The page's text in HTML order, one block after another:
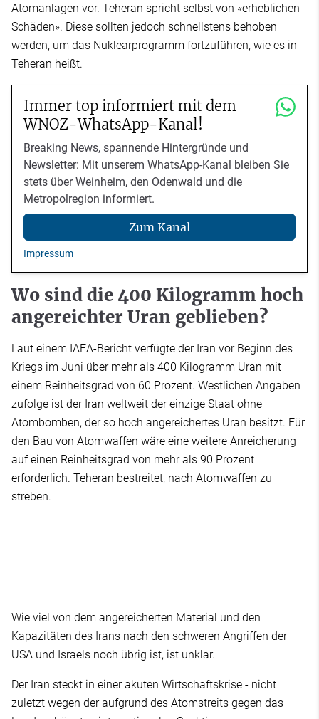
Atomanlagen vor. Teheran spricht selbst von «erheblichen
Schäden». Diese sollten jedoch schnellstens behoben
werden, um das Nuklearprogramm fortzuführen, wie es in
Teheran heißt.
Immer top informiert mit dem
WNOZ-WhatsApp-Kanal!
Breaking News, spannende Hintergründe und
Newsletter: Mit unserem WhatsApp-Kanal bleiben Sie
stets über Weinheim, den Odenwald und die
Metropolregion informiert.
Zum Kanal
Impressum
Wo sind die 400 Kilogramm hoch
angereichter Uran geblieben?
Laut einem IAEA-Bericht verfügte der Iran vor Beginn des
Kriegs im Juni über mehr als 400 Kilogramm Uran mit
einem Reinheitsgrad von 60 Prozent. Westlichen Angaben
zufolge ist der Iran weltweit der einzige Staat ohne
Atombomben, der so hoch angereichertes Uran besitzt. Für
den Bau von Atomwaffen wäre eine weitere Anreicherung
auf einen Reinheitsgrad von mehr als 90 Prozent
erforderlich. Teheran bestreitet, nach Atomwaffen zu
streben.
Wie viel von dem angereicherten Material und den
Kapazitäten des Irans nach den schweren Angriffen der
USA und Israels noch übrig ist, ist unklar.
Der Iran steckt in einer akuten Wirtschaftskrise - nicht
zuletzt wegen der aufgrund des Atomstreits gegen das